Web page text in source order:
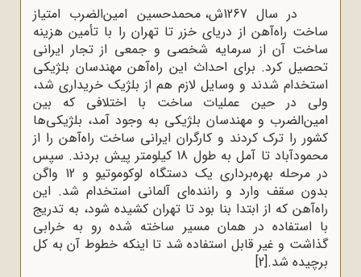
در سال 1267ش، محمدحسین امین‌الضرب امتیاز
ساخت راه‌آهن از دریای خزر تا تهران را با تأمین هزینه
ساخت آن از سرمایه شخصی و جمعی از تجار ایرانی
تحصیل کرد. برای احداث این راه‌آهن مهندسان بلژیکی
استخدام شدند و وسایل لازم هم از بلژیک خریداری شد،
ولی در حین عملیات ساخت با اختلافی که بین
امین‌الضرب و مهندسان بلژیکی به وجود آمد، بلژیکی‌ها
کشور را ترک کردند و کارگران ایرانی ساخت راه‌آهن را از
محمود‌آباد تا آمل به طول 18 کیلومتر پیش بردند. سپس
در مرحله بهره‌برداری یک دستگاه لوکوموتیو و 12 واگن
بدون سقف وارد و راننده‌ای آلمانی استخدام شد. این
راه‌آهن که از ابتدا بنا بود تا تهران کشیده شود، به تدریج
با استفاده در همان مسیر ساخته شده رو به خرابی
گذاشت و غیر قابل استفاده شد تا اینکه خطوط آن به کل
برچیده شد.[2]